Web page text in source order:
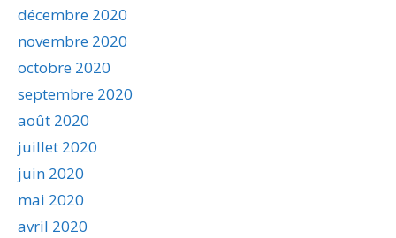
décembre 2020
novembre 2020
octobre 2020
septembre 2020
août 2020
juillet 2020
juin 2020
mai 2020
avril 2020